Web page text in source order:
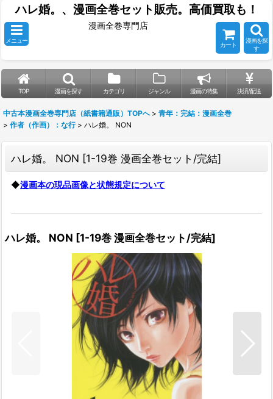
ハレ婚。、漫画全巻セット販売。高価買取も！
メニュー
漫画全巻専門店
カート
漫画を探
す
TOP 漫画を探す カテゴリ ジャンル 漫画の特集 決済/配送
中古本漫画全巻専門店（紙書籍通販）TOPへ > 青年：完結：漫画全巻
> 作者（作画）：な行 > ハレ婚。 NON
ハレ婚。 NON [1-19巻 漫画全巻セット/完結]
◆漫画本の現品画像と状態規定について
ハレ婚。 NON [1-19巻 漫画全巻セット/完結]